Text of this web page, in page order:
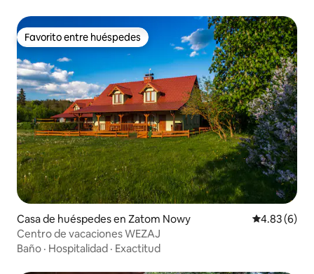
Favorito entre huéspedes
Favorito entre huéspedes
Casa de huéspedes en Zatom Nowy Calificación
4.83 (6)
Centro de vacaciones WEZAJ
Baño · Hospitalidad · Exactitud